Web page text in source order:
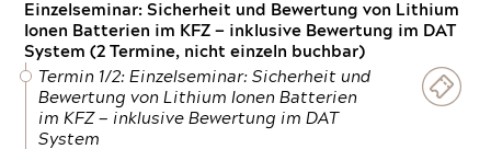
Einzelseminar: Sicherheit und Bewertung von Lithium
Ionen Batterien im KFZ — inklusive Bewertung im DAT
System (2 Termine, nicht einzeln buchbar)
Termin 1/2: Einzelseminar: Sicherheit und
Bewertung von Lithium Ionen Batterien
im KFZ — inklusive Bewertung im DAT
System